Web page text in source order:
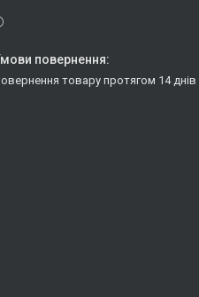
повернення товару протягом 14 днів